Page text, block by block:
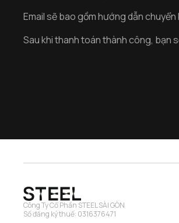
Email sẽ bao gồm hướng dẫn
Sau khi thanh toán thành công, bạn
Công Ty Cổ Phần STEEL SÀI GÒN
Số đăng ký thuế: 0316376471